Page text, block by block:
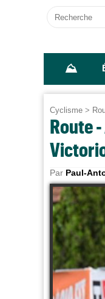
Recherche
⛰
Cyclisme >
Route
Par Paul-